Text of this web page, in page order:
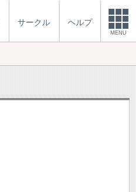
サークル ヘルプ
MENU